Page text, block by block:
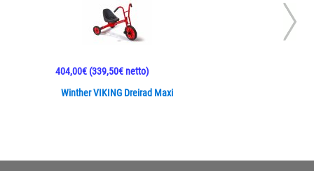
Winther VIKING Dreirad Maxi
404,00€(339,50€ netto)